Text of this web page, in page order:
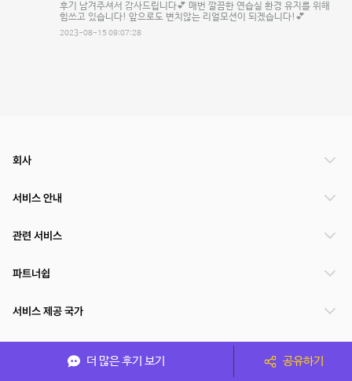
후기 남겨주셔서 감사드립니다💕 매번 깔끔한 연습실 환경 유지를 위해
힘쓰고 있습니다! 앞으로도 변치않는 리얼모션이 되겠습니다!💕
2023-08-15 09:07:28
더 많은 후기 보기 공유하기
회사
서비스 안내
관련 서비스
파트너쉽
서비스 제공 국가
(주)NSPACE 사업자정보